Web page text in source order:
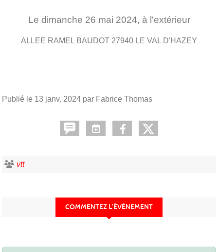
Le dimanche 26 mai 2024, à l'extérieur
ALLEE RAMEL BAUDOT 27940 LE VAL D'HAZEY
Publié le 13 janv. 2024 par Fabrice Thomas
vtt
COMMENTEZ L’ÉVÈNEMENT